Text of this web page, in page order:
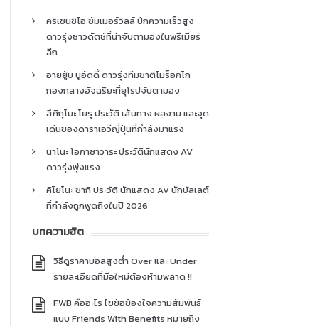
คริเซนซิโอ ซัมเมอร์วิลล์ ปีกความเร็วสูง
ดาวรุ่งชาวดัตช์ที่น่าจับตามองในพรีเมียร์
ลีก
อายยู้บ บูอัดดี้ ดาวรุ่งทีมชาติโมร็อกโก
กองกลางอัจฉริยะที่ยุโรปจับตามอง
สึกิกุโมะ โยรุ ประวัติ เส้นทาง ผลงาน และจุด
เด่นของดาราเอวีญี่ปุ่นที่กำลังมาแรง
นาโนะ โอกาซาวาระ ประวัตินักแสดง AV
ดาวรุ่งพุ่งแรง
คิโยโนะ ซากิ ประวัติ นักแสดง AV นักบัลเลต์
ที่กำลังถูกพูดถึงในปี 2026
บทความฮิต
วิธีดูราคาบอลสูงต่ำ Over และ Under
รายละเอียดที่มือใหม่ต้องห้ามพลาด !!
FWB คืออะไร ไขข้อข้องใจความสัมพันธ์
แบบ Friends With Benefits หมายถึง